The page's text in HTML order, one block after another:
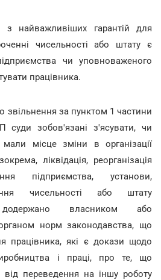
найважливіших гарантій для
чисельності або штату є
чи уповноваженого
працівника.
звільнення за пунктом 1 частини
суди зобов'язані з'ясувати, чи
місце зміни в організації
ліквідація, реорганізація
підприємства, установи,
чисельності або штату
власником або
норм законодавства, що
працівника, які є докази щодо
і праці, про те, що
від переведення на іншу роботу